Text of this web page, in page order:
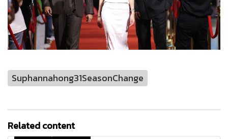
Suphannahong31SeasonChange
Related content